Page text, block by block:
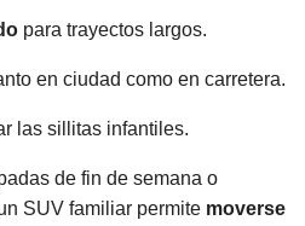
para trayectos largos.
en ciudad como en carretera.
las sillitas infantiles.
de fin de semana o
SUV familiar permite moverse